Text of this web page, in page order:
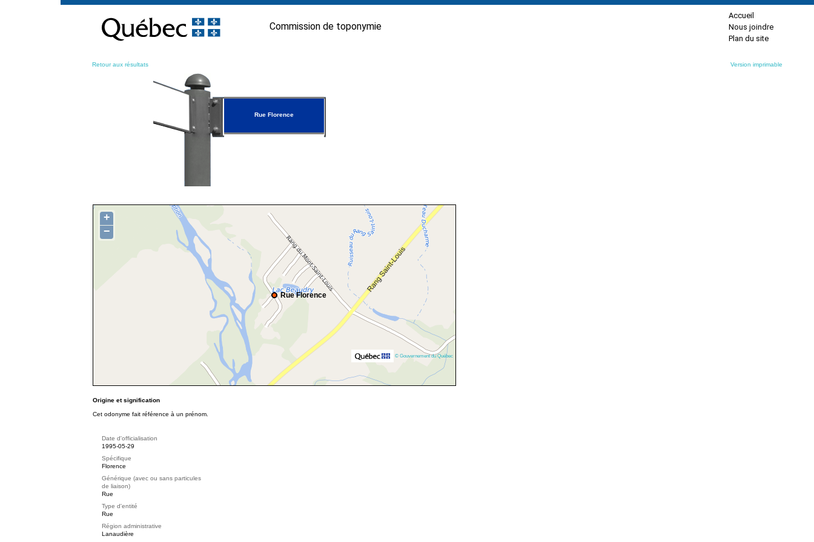
contenu
Commission de toponymie
Accueil
Nous joindre
Plan du site
Retour aux résultats Version imprimable
Rue Florence
Rue Florence
+
−
© Gouvernement du Québec
Origine et signification
Cet odonyme fait référence à un prénom.
Date d'officialisation
1995-05-29
Spécifique
Florence
Générique (avec ou sans particules
de liaison)
Rue
Type d'entité
Rue
Région administrative
Lanaudière